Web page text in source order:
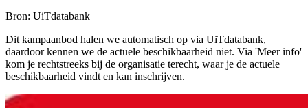
Bron: UiTdatabank
Dit kampaanbod halen we automatisch op via UiTdatabank,
daardoor kennen we de actuele beschikbaarheid niet. Via 'Meer info'
kom je rechtstreeks bij de organisatie terecht, waar je de actuele
beschikbaarheid vindt en kan inschrijven.